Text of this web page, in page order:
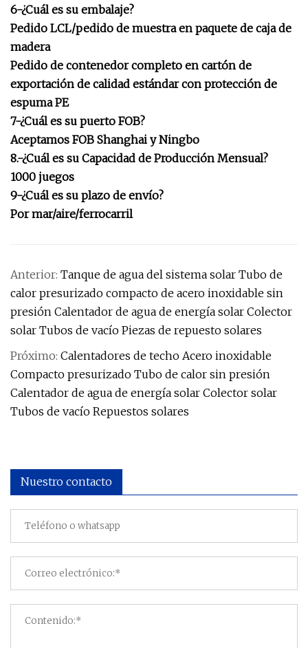
6-¿Cuál es su embalaje?
Pedido LCL/pedido de muestra en paquete de caja de
madera
Pedido de contenedor completo en cartón de
exportación de calidad estándar con protección de
espuma PE
7-¿Cuál es su puerto FOB?
Aceptamos FOB Shanghai y Ningbo
8.-¿Cuál es su Capacidad de Producción Mensual?
1000 juegos
9-¿Cuál es su plazo de envío?
Por mar/aire/ferrocarril
Anterior: Tanque de agua del sistema solar Tubo de
calor presurizado compacto de acero inoxidable sin
presión Calentador de agua de energía solar Colector
solar Tubos de vacío Piezas de repuesto solares
Próximo: Calentadores de techo Acero inoxidable
Compacto presurizado Tubo de calor sin presión
Calentador de agua de energía solar Colector solar
Tubos de vacío Repuestos solares
Nuestro contacto